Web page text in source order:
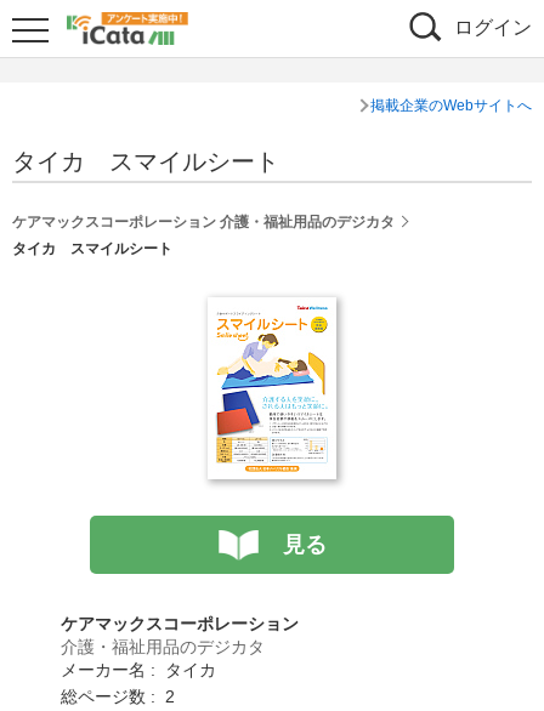
ログイン
掲載企業のWebサイトへ
タイカ スマイルシート
ケアマックスコーポレーション 介護・福祉用品のデジカタ
タイカ スマイルシート
見る
ケアマックスコーポレーション
介護・福祉用品のデジカタ
メーカー名 : タイカ
総ページ数 : 2